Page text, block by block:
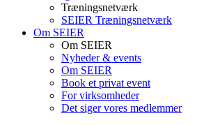
Træningsnetværk
SEIER Træningsnetværk
Om SEIER
Om SEIER
Nyheder & events
Om SEIER
Book et privat event
For virksomheder
Det siger vores medlemmer